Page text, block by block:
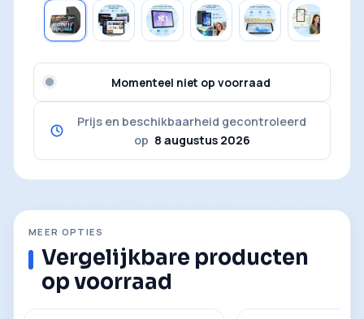
Momenteel niet op voorraad
Prijs en beschikbaarheid gecontroleerd
op 8 augustus 2026
MEER OPTIES
Vergelijkbare producten
op voorraad